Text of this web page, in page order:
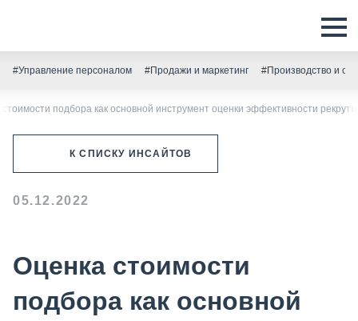
#Управление персоналом #Продажи и маркетинг #Производство и
подбора как основной инструмент оценки эффективности
К СПИСКУ ИНСАЙТОВ
05.12.2022
Оценка стоимости
подбора как основной